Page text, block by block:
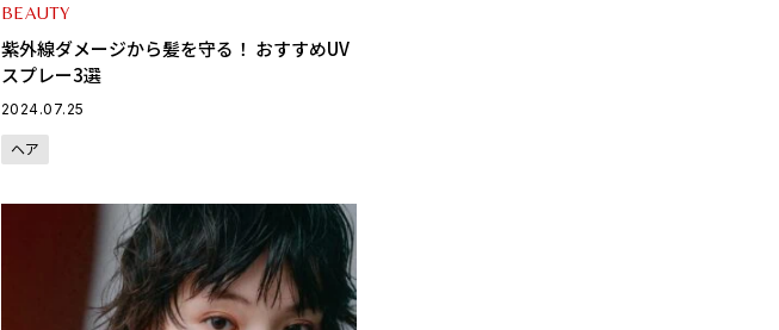
BEAUTY
紫外線ダメージから髪を守る！ おすすめUV
スプレー3選
2024.07.25
ヘア